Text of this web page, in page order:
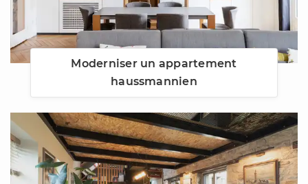
Moderniser un appartement
haussmannien